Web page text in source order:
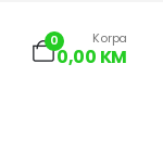
0 Korpa
0,00 KM